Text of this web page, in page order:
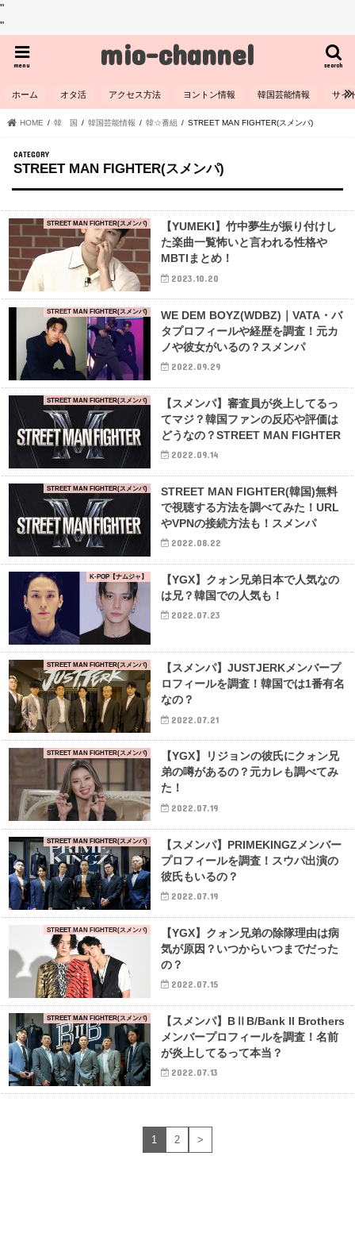
"
"
mio-channel search
menu
ホーム オタ活 アクセス方法 ヨントン情報 韓国芸能情報 サイ
HOME 韓 国 韓国芸能情報 韓☆番組 STREET MAN FIGHTER(スメンパ)
STREET MAN FIGHTER(スメンパ)
STREET MAN FIGHTER(スメンパ)
【YUMEKI】竹中夢生が振り付けし
た楽曲一覧怖いと言われる性格や
MBTIまとめ！
2023.10.20
STREET MAN FIGHTER(スメンパ)
WE DEM BOYZ(WDBZ)｜VATA・バ
タプロフィールや経歴を調査！元カ
ノや彼女がいるの？スメンパ
2022.09.29
STREET MAN FIGHTER(スメンパ)
【スメンパ】審査員が炎上してるっ
てマジ？韓国ファンの反応や評価は
どうなの？STREET MAN FIGHTER
2022.09.14
STREET MAN FIGHTER(スメンパ)
STREET MAN FIGHTER(韓国)無料
で視聴する方法を調べてみた！URL
やVPNの接続方法も！スメンパ
2022.08.22
K-POP【ナムジャ】
【YGX】クォン兄弟日本で人気なの
は兄？韓国での人気も！
2022.07.23
STREET MAN FIGHTER(スメンパ)
【スメンパ】JUSTJERKメンバープ
ロフィールを調査！韓国では1番有名
なの？
2022.07.21
STREET MAN FIGHTER(スメンパ)
【YGX】リジョンの彼氏にクォン兄
弟の噂があるの？元カレも調べてみ
た！
2022.07.19
STREET MAN FIGHTER(スメンパ)
【スメンパ】PRIMEKINGZメンバー
プロフィールを調査！スウパ出演の
彼氏もいるの？
2022.07.19
STREET MAN FIGHTER(スメンパ)
【YGX】クォン兄弟の除隊理由は病
気が原因？いつからいつまでだった
の？
2022.07.15
STREET MAN FIGHTER(スメンパ)
【スメンパ】BⅡB/Bank ll Brothers
メンバープロフィールを調査！名前
が炎上してるって本当？
2022.07.13
1 2 >